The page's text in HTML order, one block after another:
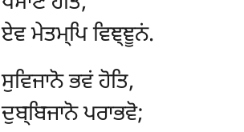
ਏਵ ਮੇਤਮ੍ਪਿ ਵਿਞ੍ਞੂਨਂ.
ਸੁਵਿਜਾਨੋਭਵਂ ਹੋਤਿ,
ਦੁਬ੍ਬਿਜਾਨੋ ਪਰਾਭਵੋ;